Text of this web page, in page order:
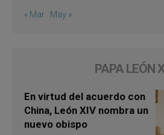
« Mar May »
PAPA LEÓN
En virtud del acuerdo con
China, León XIV nombra un
nuevo obispo